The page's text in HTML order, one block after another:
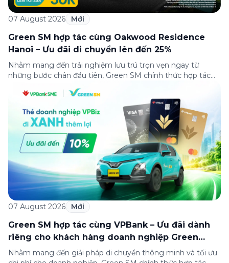
07 August 2026 Mới
Green SM hợp tác cùng Oakwood Residence
Hanoi – Ưu đãi di chuyển lên đến 25%
Nhằm mang đến trải nghiệm lưu trú trọn vẹn ngay từ
những bước chân đầu tiên, Green SM chính thức hợp tác
đãi di chuyển dành riêng cho khách hàng có điểm đi hoặc
điểm đến tại khu căn hộ dịch vụ này. Tọa lạc trong […]
07 August 2026 Mới
Green SM hợp tác cùng VPBank – Ưu đãi dành
riêng cho khách hàng doanh nghiệp Green
Business
Nhằm mang đến giải pháp di chuyển thông minh và tối ưu